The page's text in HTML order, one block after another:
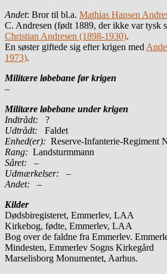
Andet: Bror til bl.a. Mathias Hansen
C. Andresen (født 1889, der ikke var tysk
Christian Andresen (1898-1930).
En søster giftede sig efter krigen med
1973).
Militære løbebane før krigen
–
Militære løbebane under krigen
Indtrådt: ?
Udtrådt: Faldet
Enhed(er): Reserve-Infanterie-Regiment
Rang: Landsturmmann
Såret: –
Udmærkelser: –
Andet: –
Kilder
Dødsbiregisteret, Emmerlev, LAA
Kirkebog, fødte, Emmerlev, LAA
Bog over de faldne fra Emmerlev.
Mindesten, Emmerlev Sogns Kirkegård
Marselisborg Monumentet, Aarhus.